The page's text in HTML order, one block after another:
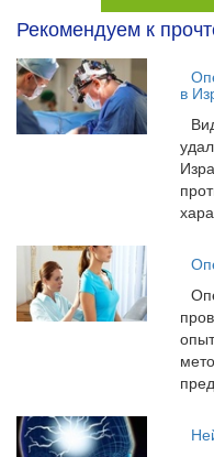
Рекомендуем к
в